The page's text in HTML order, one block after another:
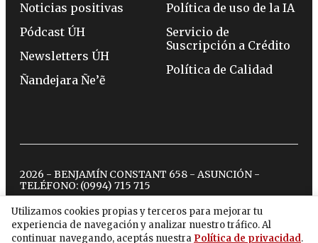
Utilizamos cookies propias y terceros para mejorar tu
experiencia de navegación y analizar nuestro tráfico. Al
continuar navegando, aceptás nuestra Política de privacidad.
Noticias positivas
Pódcast ÚH
Newsletters ÚH
Ñandejara Ñe’ẽ
Política de uso de la IA
Servicio de
Suscripción a Crédito
Política de Calidad
2026 - BENJAMÍN CONSTANT 658 - ASUNCIÓN -
TELÉFONO: (0994) 715 715
twitterinstagram
facebook
tiktokyoutubespotify